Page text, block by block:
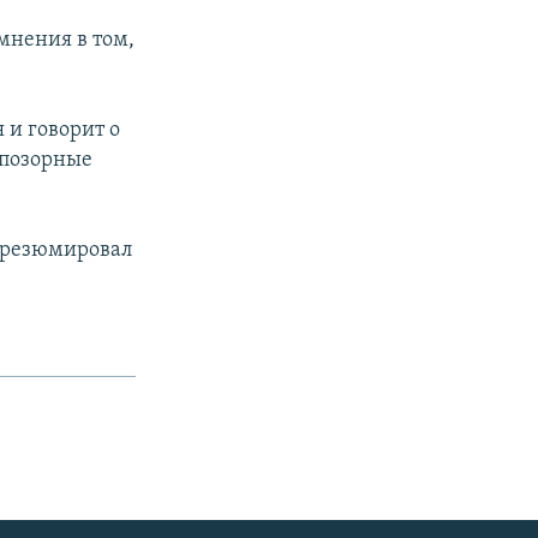
в том,
говорит о